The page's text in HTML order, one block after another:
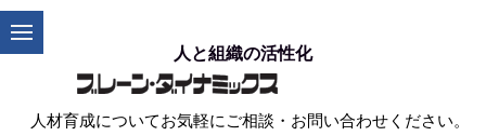
人と組織の活性化
人材育成についてお気軽にご相談・お問い合わせください。